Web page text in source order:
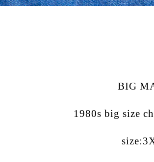
BIG
1980s big size